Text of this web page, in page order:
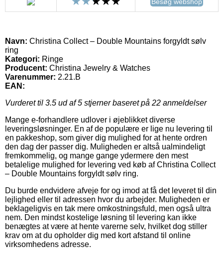
Navn: Christina Collect – Double Mountains forgyldt sølv
ring
Kategori: Ringe
Producent: Christina Jewelry & Watches
Varenummer: 2.21.B
EAN:
Vurderet til 3.5 ud af 5 stjerner baseret på 22 anmeldelser
Mange e-forhandlere udlover i øjeblikket diverse
leveringsløsninger. En af de populære er lige nu levering til
en pakkeshop, som giver dig mulighed for at hente ordren
den dag der passer dig. Muligheden er altså ualmindeligt
fremkommelig, og mange gange ydermere den mest
betalelige mulighed for levering ved køb af Christina Collect
– Double Mountains forgyldt sølv ring.
Du burde endvidere afveje for og imod at få det leveret til din
lejlighed eller til adressen hvor du arbejder. Muligheden er
beklageligvis en tak mere omkostningsfuld, men også ultra
nem. Den mindst kostelige løsning til levering kan ikke
benægtes at være at hente varerne selv, hvilket dog stiller
krav om at du opholder dig med kort afstand til online
virksomhedens adresse.